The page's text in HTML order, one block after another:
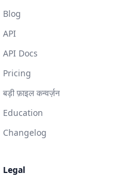
Blog
API
API Docs
Pricing
बड़ी फ़ाइल कन्वर्ज़न
Education
Changelog
Legal